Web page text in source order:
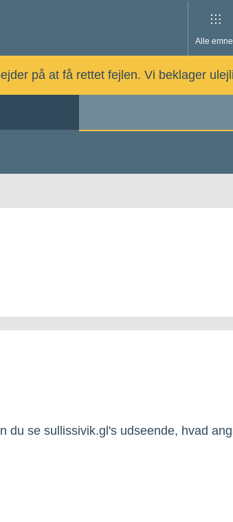
Alle
på at få rettet fejlen. Vi beklager
du se sullissivik.gl's udseende, hvad